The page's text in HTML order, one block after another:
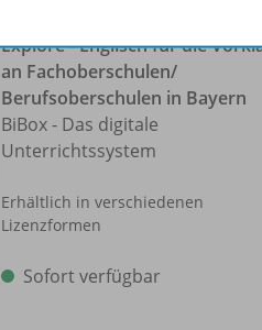
Explore - Englisch für die
an Fachoberschulen/
Berufsoberschulen in Bayern
BiBox - Das digitale
Unterrichtssystem
Erhältlich in verschiedenen
Lizenzformen
Sofort verfügbar